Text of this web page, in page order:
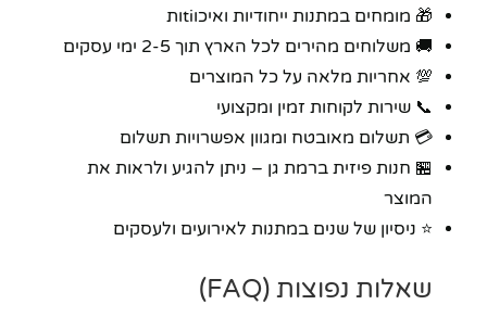
🎁 מומחים במתנות ייחודיות ואיכוtiות
🚚 משלוחים מהירים לכל הארץ תוך 2-5 ימי עסקים
💯 אחריות מלאה על כל המוצרים
📞 שירות לקוחות זמין ומקצועי
💳 תשלום מאובטח ומגוון אפשרויות תשלום
🏪 חנות פיזית ברמת גן – ניתן להגיע ולראות את
המוצר
⭐ ניסיון של שנים במתנות לאירועים ולעסקים
שאלות נפוצות (FAQ)